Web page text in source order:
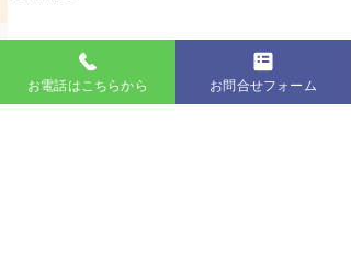
お電話はこちらから お問合せフォーム